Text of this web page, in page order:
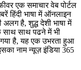
एक समाचार वेब पोर्टल
हिंदी भाषा में ऑनलाइन
अलग है, शुद्ध देशी भाषा में
साथ साथ पढने में भी
है, यह एक उभरता हुआ
नाम न्यूज़ इंडिया 365